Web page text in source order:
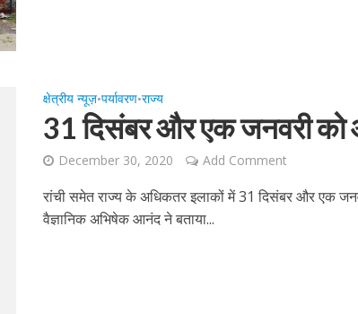
क्षेत्रीय न्यूज़•पर्यावरण•राज्य
31 दिसंबर और एक जनवरी को
December 30, 2020 Add Comment
रांची समेत राज्य के अधिकतर इलाकों में 31 दिसंबर और एक
वैज्ञानिक अभिषेक आनंद ने बताया...